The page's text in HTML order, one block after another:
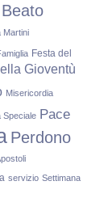
Beato
Martini
Festa del
Gioventù
Misericordia
Speciale Pace
Perdono
servizio Settimana